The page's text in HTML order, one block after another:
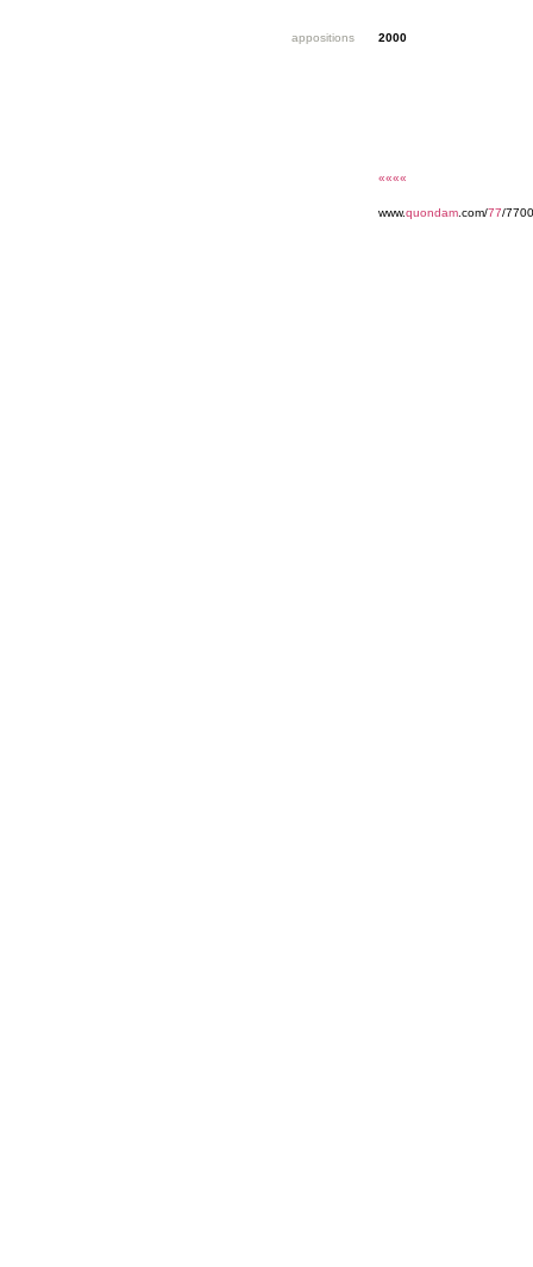
appositions 2000
««««
www.quondam .com/77/